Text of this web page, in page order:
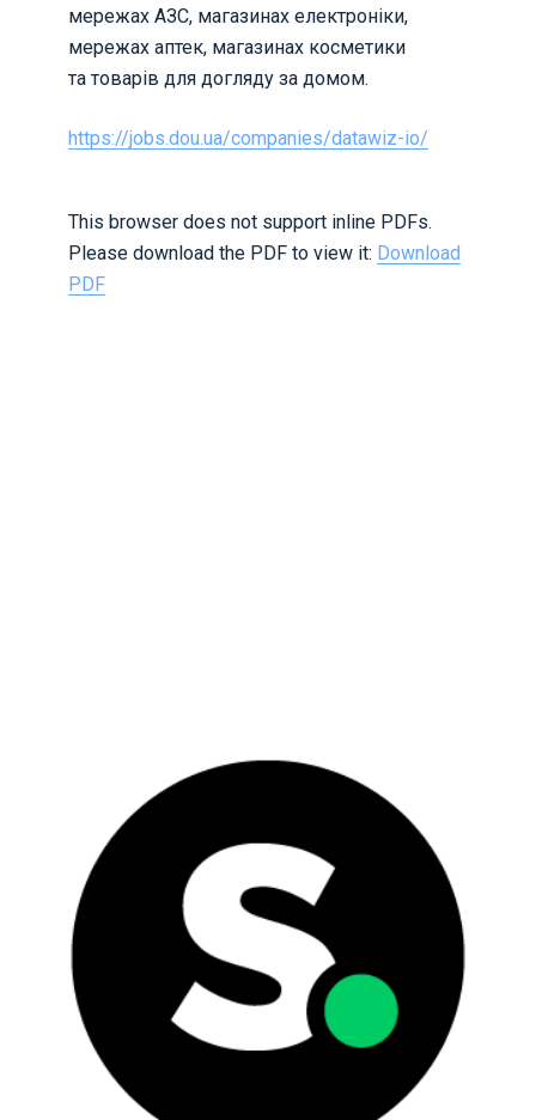
мережах АЗС, магазинах електроніки,
мережах аптек, магазинах косметики
та товарів для догляду за домом.
https://jobs.dou.ua/companies/datawiz-io/
This browser does not support inline PDFs.
Please download the PDF to view it: Download
PDF